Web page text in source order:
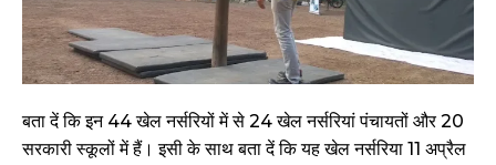
बता दें कि इन 44 खेल नर्सरियों में से 24 खेल नर्सरियां पंचायतों और 20
सरकारी स्कूलों में हैं। इसी के साथ बता दें कि यह खेल नर्सरिया 11 अप्रैल